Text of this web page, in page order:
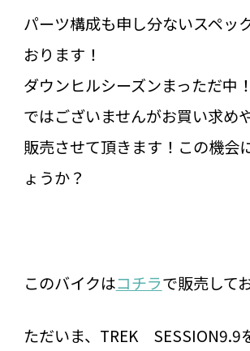
パーツ構成も申し分ないスペッ
おります！
ダウンヒルシーズンまっただ中
ではございませんがお買い求め
販売させて頂きます！この機会
ょうか？
このバイクはコチラで販売して
ただいま、TREK SESSION9.9